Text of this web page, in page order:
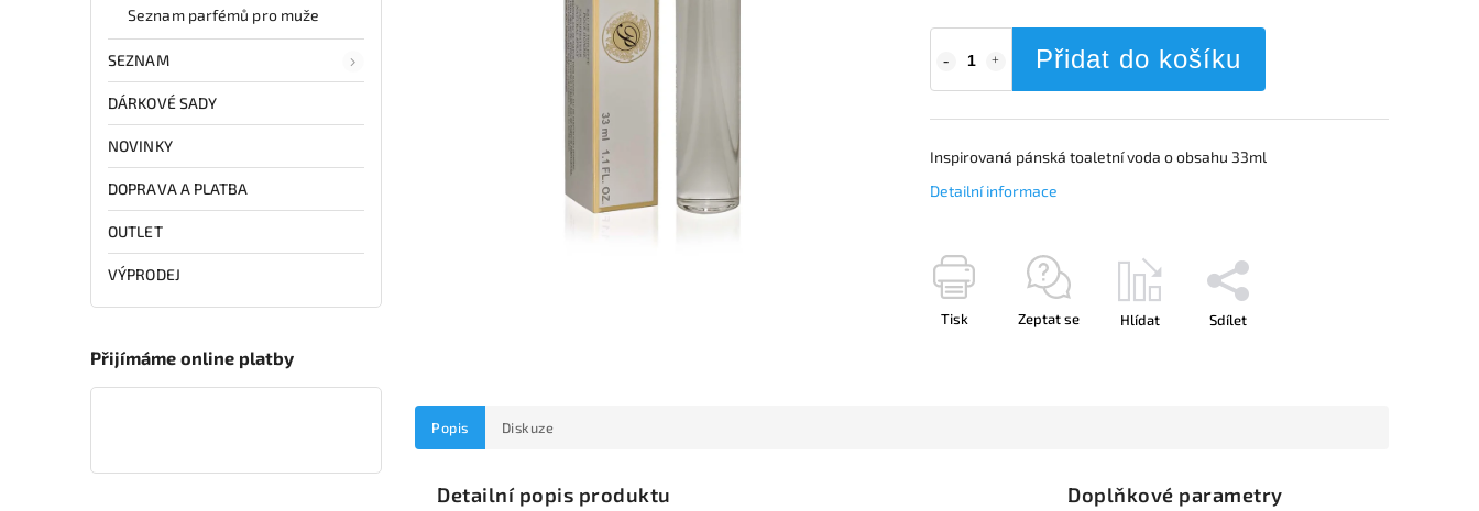
Seznam parfémů pro muže
SEZNAM
DÁRKOVÉ SADY
NOVINKY
DOPRAVA A PLATBA
OUTLET
VÝPRODEJ
Přijímáme online platby
Přidat do košíku
Inspirovaná pánská toaletní voda o obsahu 33ml
Detailní informace
Tisk Zeptat se Hlídat Sdílet
Popis Diskuze
Detailní popis produktu Doplňkové parametry